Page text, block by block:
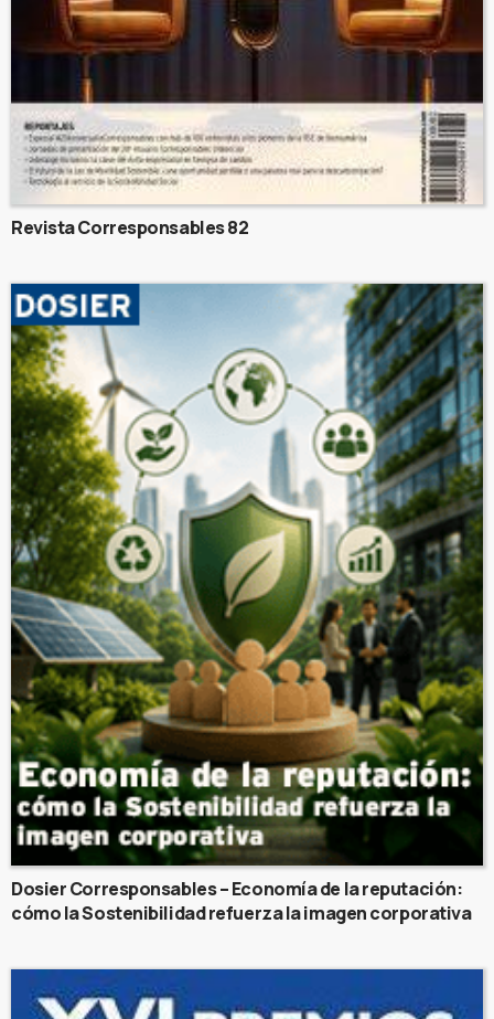
Revista Corresponsables 82
Dosier Corresponsables – Economía de la reputación:
cómo la Sostenibilidad refuerza la imagen corporativa